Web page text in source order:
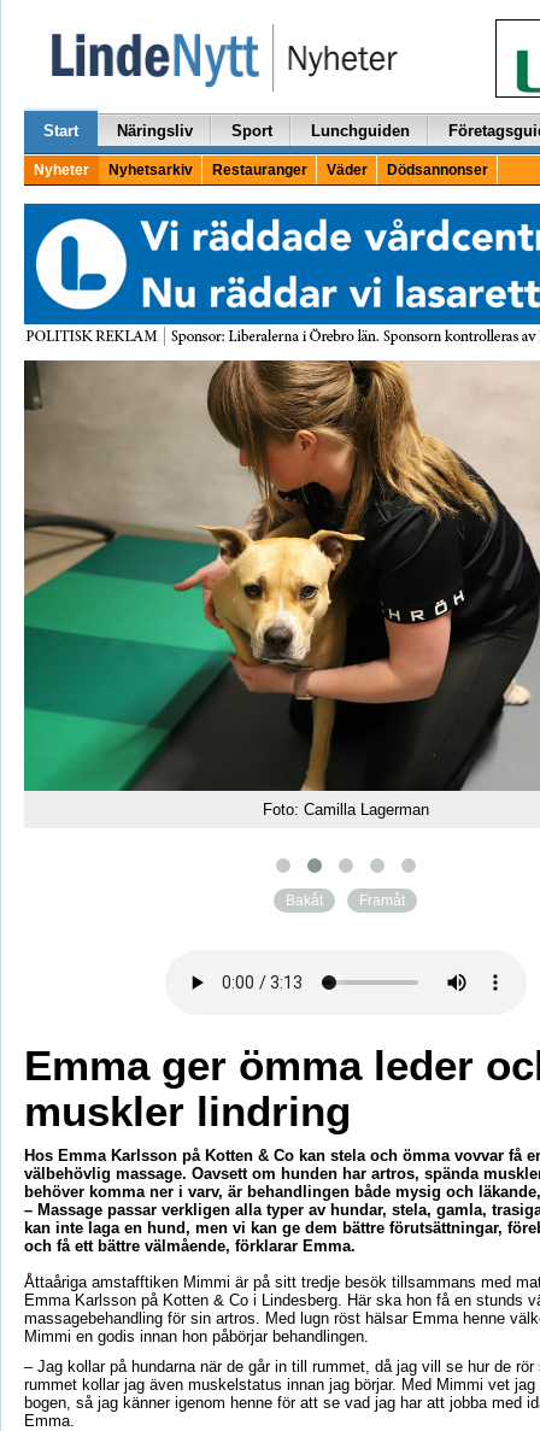
Start Näringsliv Sport Lunchguiden
Nyheter Nyhetsarkiv Restauranger Väder Dödsannonser
Foto: Camilla Lagerman
Bakåt Framåt
Emma ger ömma leder
muskler lindring
Hos Emma Karlsson på Kotten & Co kan stela och ömma vovvar få
välbehövlig massage. Oavsett om hunden har artros, spända
behöver komma ner i varv, är behandlingen både mysig och
– Massage passar verkligen alla typer av hundar, stela, gamla,
kan inte laga en hund, men vi kan ge dem bättre förutsättningar,
och få ett bättre välmående, förklarar Emma.
Åttaåriga amstafftiken Mimmi är på sitt tredje besök tillsammans med
Emma Karlsson på Kotten & Co i Lindesberg. Här ska hon få en stunds
massagebehandling för sin artros. Med lugn röst hälsar Emma henne
Mimmi en godis innan hon påbörjar behandlingen.
– Jag kollar på hundarna när de går in till rummet, då jag vill se hur de
rummet kollar jag även muskelstatus innan jag börjar. Med Mimmi vet
bogen, så jag känner igenom henne för att se vad jag har att jobba med
Emma.